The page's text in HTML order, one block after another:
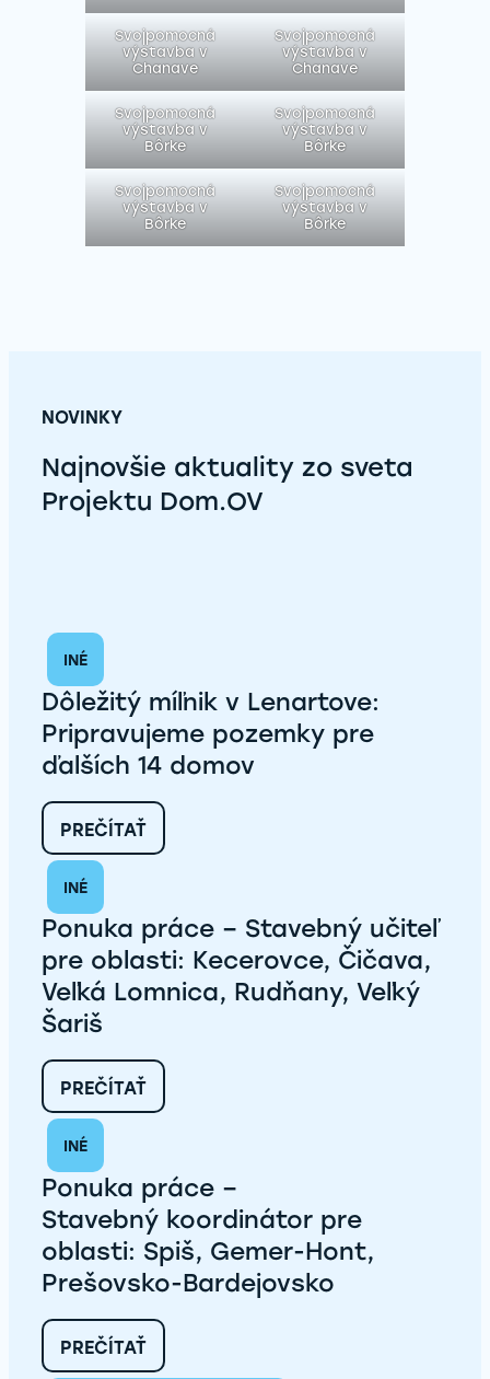
Svojpomocná
výstavba v
Chanave
Svojpomocná
výstavba v
Chanave
Svojpomocná
výstavba v
Bôrke
Svojpomocná
výstavba v
Bôrke
Svojpomocná
výstavba v
Bôrke
Svojpomocná
výstavba v
Bôrke
NOVINKY
Najnovšie aktuality zo sveta
Projektu Dom.OV
INÉ
Dôležitý míľnik v Lenartove:
Pripravujeme pozemky pre
ďalších 14 domov
PREČÍTAŤ:
DÔLEŽITÝ
LENARTOVE:
PRIPRAVUJEME
POZEMKY
PRE
ĎALŠÍCH
INÉ
Ponuka práce – Stavebný učiteľ
pre oblasti: Kecerovce, Čičava,
Veľká Lomnica, Rudňany, Veľký
Šariš
PREČÍTAŤ:
PONUKA
STAVEBNÝ UČITEĽ
PRE
OBLASTI:
KECEROVCE,
ČIČAVA,
VEĽKÁ
LOMNICA,
RUDŇANY,
VEĽKÝ
ŠARIŠ
INÉ
Ponuka práce –
Stavebný koordinátor pre
oblasti: Spiš, Gemer-Hont,
Prešovsko-Bardejovsko
PREČÍTAŤ:
PONUKA